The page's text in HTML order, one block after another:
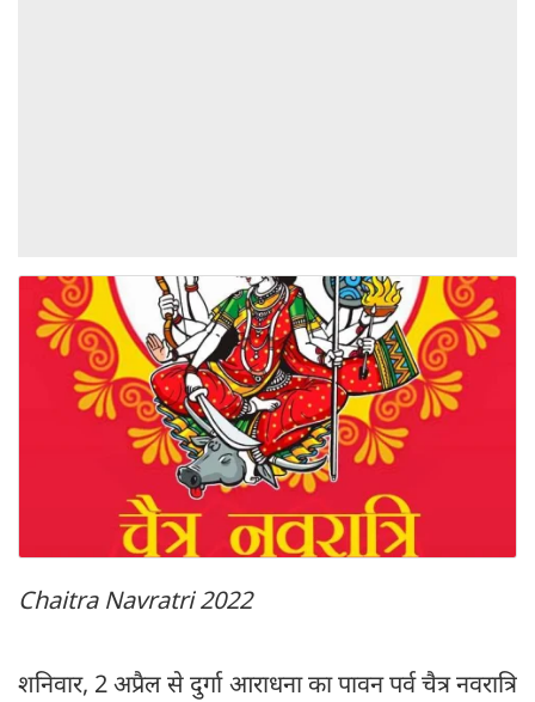
Chaitra Navratri 2022
शनिवार, 2 अप्रैल से दुर्गा आराधना का पावन पर्व चैत्र नवरात्रि